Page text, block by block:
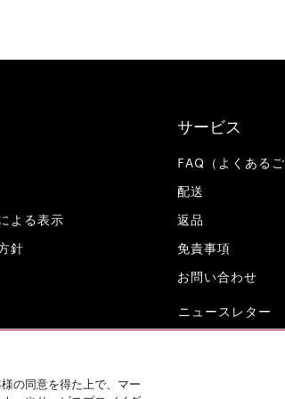
よる表示
針
サービス
FAQ（よくある
配送
返品
免責事項
お問い合わせ
ニュースレター
の同意を得た上で、マー